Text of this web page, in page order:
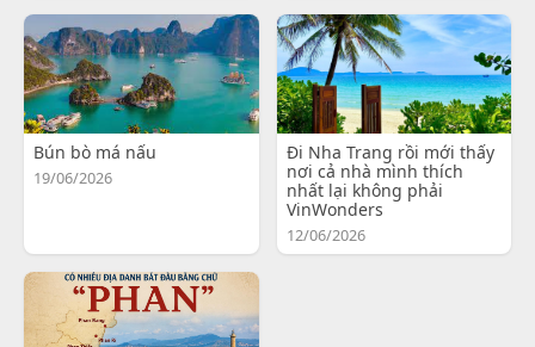
Bún bò má nấu
19/06/2026
Đi Nha Trang rồi mới thấy
nơi cả nhà mình thích
nhất lại không phải
VinWonders
12/06/2026